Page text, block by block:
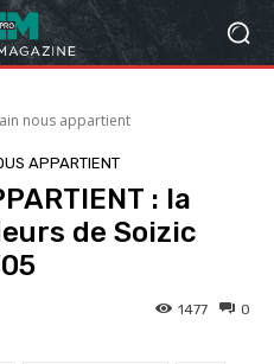
nous appartient
APPARTIENT
: la
de Soizic
0
1477